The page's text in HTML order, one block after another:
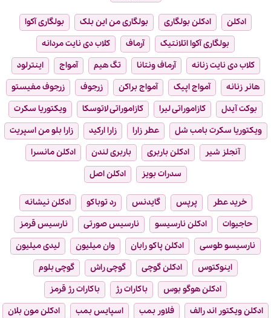
ادکلن ادکلن بولگاری بولگاری من این بلک
بولگاری آکوا
بولگاری آکوا اتلانتیک
آرماف
کلاب دی نایت مردانه
کلاب دی نایت زنانه
آرماف ونتانا تگ هیم آمواج
اینترلود
هانر زنانه
آمواج اپیک آمواج براکن زرجوف
زرجوف مفیستو
بوکت آیدل
کازاموراتی لیرا کازاموراتی لاتوسکا
ویکتوریا سکرت
ویکتوریا سکرت بامب شل
عطر زارا زارا ارکید
زارا بلو من اسپریت
آنجلز شیر
ادکلن باربری باربری لندن
ادکلن مانسرا
سدرات بویز
ادکلن اصل
خرید عطر پرپس گایدنس رد توباکو
ادکلن نیشانه
حاجیوات
ادکلن نارسیسو نارسیس صورتی
نارسیس قرمز
نارسیسو طوسی
ادکلن پاکو رابان وان میلیون
لیدی میلیون
اینوکتوس
ادکلن گوچی گوچی راش
گوچی بلوم
ادکلن هوگو بوس
باکارات رژ
باکارات رژ قرمز
ادکلن ویکتور اند رالف
فلاور بمب اسپایس بمب
ادکلن مون بلان